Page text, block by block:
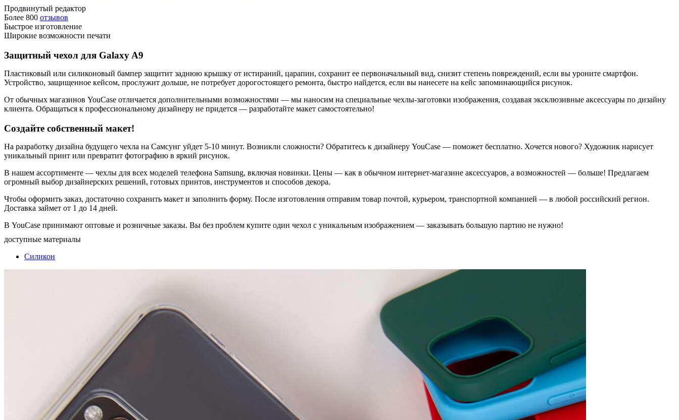
Продвинутый редактор
Более 800 отзывов
Быстрое изготовление
Широкие возможности печати
Защитный чехол для Galaxy A9
Пластиковый или силиконовый бампер защитит заднюю крышку от истираний, царапин, сохранит ее первоначальный вид, снизит степень повреждений, если вы уроните смартфон.
Устройство, защищенное кейсом, прослужит дольше, не потребует дорогостоящего ремонта, быстро найдется, если вы нанесете на кейс запоминающийся рисунок.
От обычных магазинов YouCase отличается дополнительными возможностями — мы наносим на специальные чехлы-заготовки изображения, создавая эксклюзивные аксессуары по дизайну
клиента. Обращаться к профессиональному дизайнеру не придется — разработайте макет самостоятельно!
Создайте собственный макет!
На разработку дизайна будущего чехла на Самсунг уйдет 5-10 минут. Возникли сложности? Обратитесь к дизайнеру YouCase — поможет бесплатно. Хочется нового? Художник нарисует
уникальный принт или превратит фотографию в яркий рисунок.
В нашем ассортименте — чехлы для всех моделей телефона Samsung, включая новинки. Цены — как в обычном интернет-магазине аксессуаров, а возможностей — больше! Предлагаем
огромный выбор дизайнерских решений, готовых принтов, инструментов и способов декора.
Чтобы оформить заказ, достаточно сохранить макет и заполнить форму. После изготовления отправим товар почтой, курьером, транспортной компанией — в любой российский регион.
Доставка займет от 1 до 14 дней.
В YouCase принимают оптовые и розничные заказы. Вы без проблем купите один чехол с уникальным изображением — заказывать большую партию не нужно!
доступные материалы
Силикон